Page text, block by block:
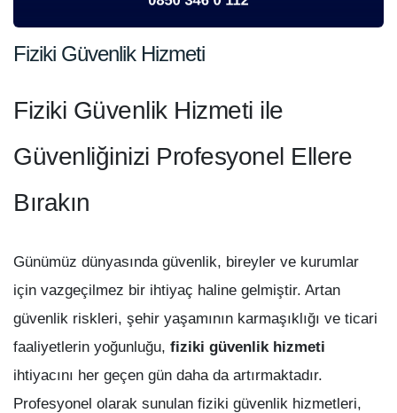
Fiziki Güvenlik Hizmeti
Fiziki Güvenlik Hizmeti ile
Güvenliğinizi Profesyonel Ellere
Bırakın
Günümüz dünyasında güvenlik, bireyler ve kurumlar
için vazgeçilmez bir ihtiyaç haline gelmiştir. Artan
güvenlik riskleri, şehir yaşamının karmaşıklığı ve ticari
faaliyetlerin yoğunluğu, fiziki güvenlik hizmeti
ihtiyacını her geçen gün daha da artırmaktadır.
Profesyonel olarak sunulan fiziki güvenlik hizmetleri,